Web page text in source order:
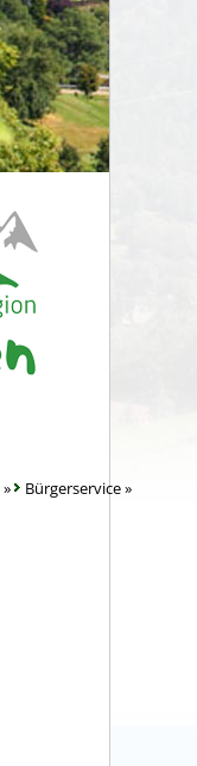
» Bürgerservice»